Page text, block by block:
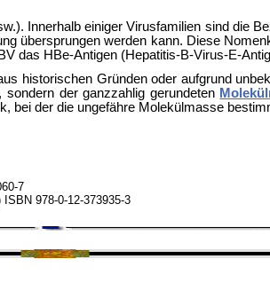
Innerhalb einiger Virusfamilien sind die
übersprungen werden kann. Diese
das HBe-Antigen (Hepatitis-B-Virus-E-
historischen Gründen oder aufgrund
der ganzzahlig gerundeten
bei der die ungefähre Molekülmasse
7
978-0-12-373935-3